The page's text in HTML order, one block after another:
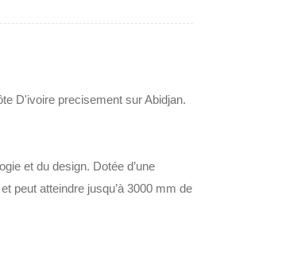
D'ivoire precisement sur Abidjan.
et du design.‎ Dotée d’une
peut atteindre jusqu’à 3000 mm de